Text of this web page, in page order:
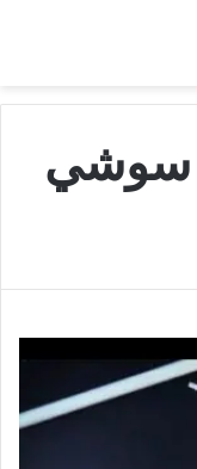
سوشي